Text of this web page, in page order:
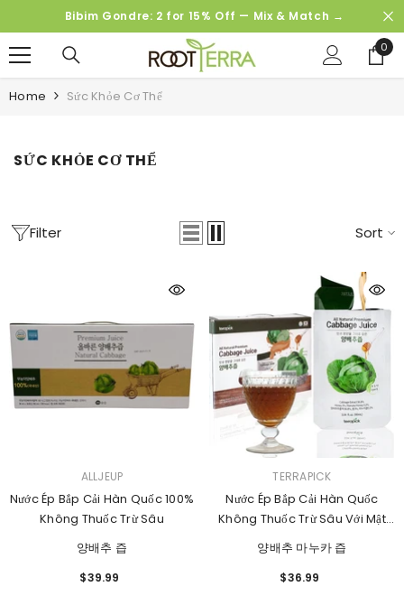
Bibim Gondre: 2 for 15% Off — Mix & Match →
0
0
Home Sức Khỏe Cơ Thể
SỨC KHỎE CƠ THỂ
Filter Sort
ALLJEUP
Nước Ép Bắp Cải Hàn Quốc 100%
Không Thuốc Trừ Sâu
양배추 즙
$39.99
TERRAPICK
Nước Ép Bắp Cải Hàn Quốc
Không Thuốc Trừ Sâu Với Mật
Ong Và Mật Ong Manuka
양배추 마누카 즙
$36.99